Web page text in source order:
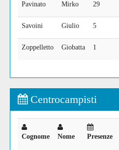
Pavinato Mirko 29
Savoini Giulio 5
Zoppelletto Giobatta 1
Centrocampisti
Cognome Nome Presenze